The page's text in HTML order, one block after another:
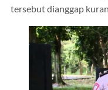
tersebut dianggap